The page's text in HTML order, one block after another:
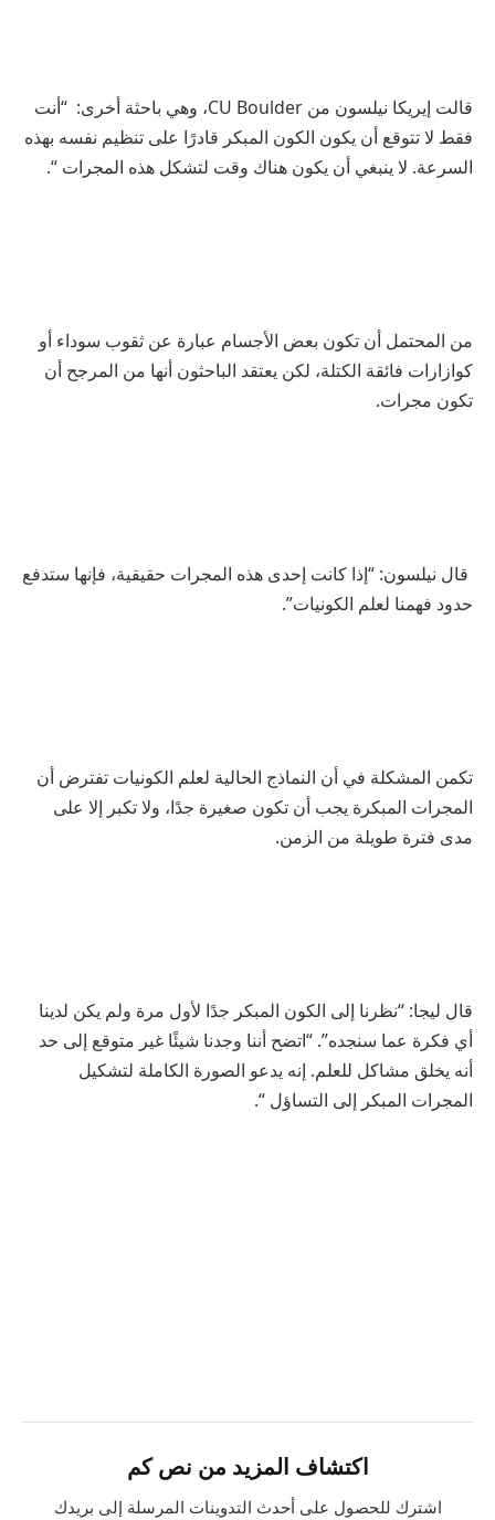
قالت إيريكا نيلسون من CU Boulder، وهي باحثة أخرى: “أنت
فقط لا تتوقع أن يكون الكون المبكر قادرًا على تنظيم نفسه بهذه
السرعة. لا ينبغي أن يكون هناك وقت لتشكل هذه المجرات “.
من المحتمل أن تكون بعض الأجسام عبارة عن ثقوب سوداء أو
كوازارات فائقة الكتلة، لكن يعتقد الباحثون أنها من المرجح أن
تكون مجرات.
قال نيلسون: “إذا كانت إحدى هذه المجرات حقيقية، فإنها ستدفع
حدود فهمنا لعلم الكونيات”.
تكمن المشكلة في أن النماذج الحالية لعلم الكونيات تفترض أن
المجرات المبكرة يجب أن تكون صغيرة جدًا، ولا تكبر إلا على
مدى فترة طويلة من الزمن.
قال ليجا: “نظرنا إلى الكون المبكر جدًا لأول مرة ولم يكن لدينا
أي فكرة عما سنجده”. “اتضح أننا وجدنا شيئًا غير متوقع إلى حد
أنه يخلق مشاكل للعلم. إنه يدعو الصورة الكاملة لتشكيل
المجرات المبكر إلى التساؤل “.
اكتشاف المزيد من نص كم
اشترك للحصول على أحدث التدوينات المرسلة إلى بريدك